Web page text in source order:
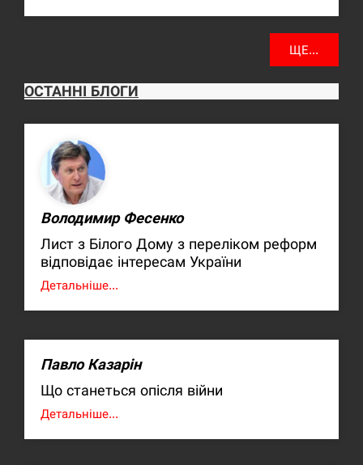
ЩЕ...
ОСТАННІ БЛОГИ
Володимир Фесенко
Лист з Білого Дому з переліком реформ
відповідає інтересам України
Детальніше...
Павло Казарін
Що станеться опісля війни
Детальніше...